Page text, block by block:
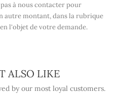
à nous contacter pour
autre montant, dans la rubrique
l'objet de votre demande.
ALSO LIKE
by our most loyal customers.